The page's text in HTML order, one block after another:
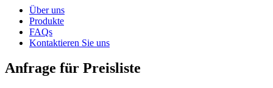
Über uns
Produkte
FAQs
Kontaktieren Sie uns
Anfrage für Preisliste